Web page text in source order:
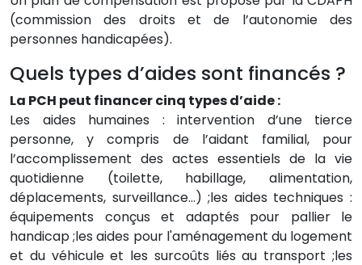
(commission des droits et de l’autonomie des
personnes handicapées).
Quels types d’aides sont financés ?
La PCH peut financer cinq types d’aide :
Les aides humaines : intervention d’une tierce
personne, y compris de l’aidant familial, pour
l’accomplissement des actes essentiels de la vie
quotidienne (toilette, habillage, alimentation,
déplacements, surveillance…) ;les aides techniques :
équipements conçus et adaptés pour pallier le
handicap ;les aides pour l'aménagement du logement
et du véhicule et les surcoûts liés au transport ;les